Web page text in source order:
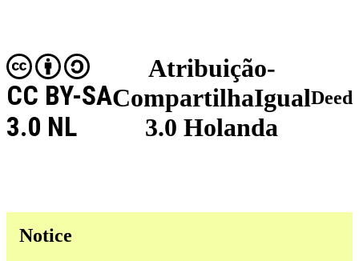
Atribuição-
CompartilhaIgual
3.0 Holanda
CC BY-SA
3.0 NL
Deed
Notice